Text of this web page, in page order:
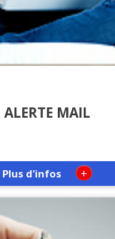
ALERTE MAIL
Plus d'infos +